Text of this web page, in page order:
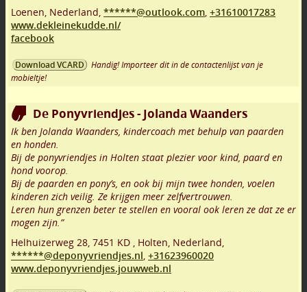
Loenen, Nederland, ******@outlook.com, +31610017283
www.dekleinekudde.nl/
facebook
Download VCARD
Handig! Importeer dit in de contactenlijst van je
mobieltje!
De Ponyvriendjes - Jolanda Waanders
Ik ben Jolanda Waanders, kindercoach met behulp van paarden
en honden.
Bij de ponyvriendjes in Holten staat plezier voor kind, paard en
hond voorop.
Bij de paarden en pony’s, en ook bij mijn twee honden, voelen
kinderen zich veilig. Ze krijgen meer zelfvertrouwen.
Leren hun grenzen beter te stellen en vooral ook leren ze dat ze er
mogen zijn.”
Helhuizerweg 28, 7451 KD , Holten, Nederland,
******@deponyvriendjes.nl, +31623960020
www.deponyvriendjes.jouwweb.nl